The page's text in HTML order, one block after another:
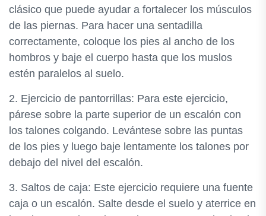
clásico que puede ayudar a fortalecer los músculos
de las piernas. Para hacer una sentadilla
correctamente, coloque los pies al ancho de los
hombros y baje el cuerpo hasta que los muslos
estén paralelos al suelo.
2. Ejercicio de pantorrillas: Para este ejercicio,
párese sobre la parte superior de un escalón con
los talones colgando. Levántese sobre las puntas
de los pies y luego baje lentamente los talones por
debajo del nivel del escalón.
3. Saltos de caja: Este ejercicio requiere una fuente
caja o un escalón. Salte desde el suelo y aterrice en